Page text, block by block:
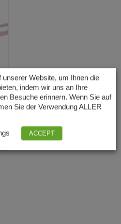
Website, um Ihnen die
indem wir uns an Ihre
Besuche erinnern. Wenn Sie auf
Sie der Verwendung ALLER
ACCEPT